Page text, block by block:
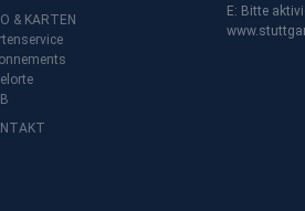
& KARTEN
E: Bitte